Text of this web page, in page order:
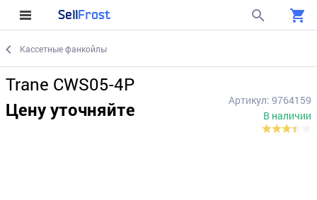
SellFrost
Кассетные фанкойлы
Trane CWS05-4P
Цену уточняйте
Артикул: 9764159
В наличии